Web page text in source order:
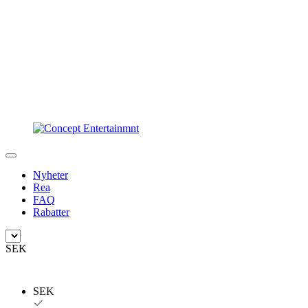
Nyheter
Rea
FAQ
Rabatter
SEK
SEK